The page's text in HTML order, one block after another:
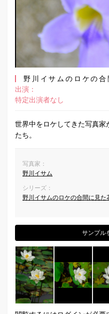
野川イサムのロケの
出演：
特定出演者なし
世界中をロケしてきた写真
たち。
写真家：
野川イサム
シリーズ：
野川イサムのロケの合間に見た
サンプル